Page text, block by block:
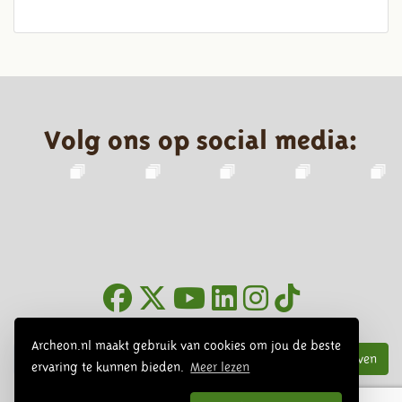
Archeon.nl maakt gebruik van cookies om jou de beste
ervaring te kunnen bieden.
Meer lezen
Volg ons op social media:
Inschrijven